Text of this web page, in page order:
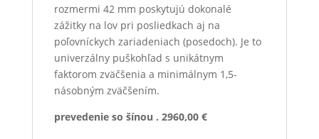
rozmermi 42 mm poskytujú dokonalé
zážitky na lov pri posliedkach aj na
poľovníckych zariadeniach (posedoch). Je to
univerzálny puškohľad s unikátnym
faktorom zväčšenia a minimálnym 1,5-
násobným zväčšením.
prevedenie so šínou . 2960,00 €